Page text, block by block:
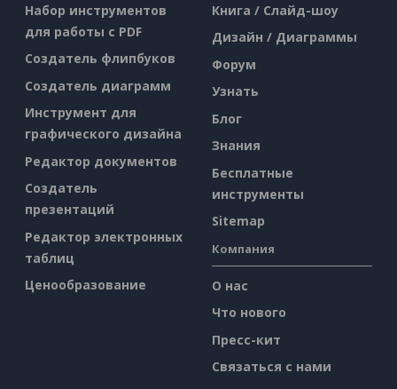
Набор инструментов
для работы с PDF
Создатель флипбуков
Создатель диаграмм
Инструмент для
графического дизайна
Редактор документов
Создатель
презентаций
Редактор электронных
таблиц
Ценообразование
Книга / Слайд-шоу
Дизайн / Диаграммы
Форум
Узнать
Блог
Знания
Бесплатные
инструменты
Sitemap
Компания
О нас
Что нового
Пресс-кит
Связаться с нами